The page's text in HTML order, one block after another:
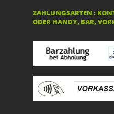
ZAHLUNGSARTEN :
ODER HANDY, BAR,